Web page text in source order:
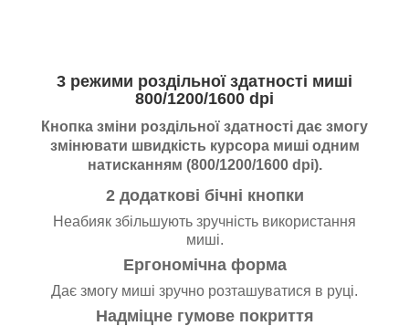
3 режими роздільної здатності миші
800/1200/1600 dpi
Кнопка зміни роздільної здатності дає змогу
змінювати швидкість курсора миші одним
натисканням (800/1200/1600 dpi).
2 додаткові бічні кнопки
Неабияк збільшують зручність використання
миші.
Ергономічна форма
Дає змогу миші зручно розташуватися в руці.
Надміцне гумове покриття